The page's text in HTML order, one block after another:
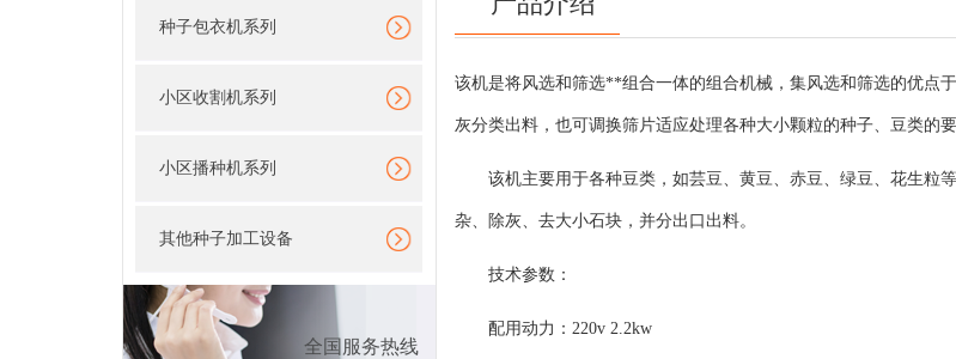
种子包衣机系列
小区收割机系列
小区播种机系列
其他种子加工设备
全国服务热线
该机是将风选和筛选**组合一体的组合机械，集风选和筛选的优点
灰分类出料，也可调换筛片适应处理各种大小颗粒的种子、豆类的要
该机主要用于各种豆类，如芸豆、黄豆、赤豆、绿豆、花生粒等
杂、除灰、去大小石块，并分出口出料。
技术参数：
配用动力：220v 2.2kw